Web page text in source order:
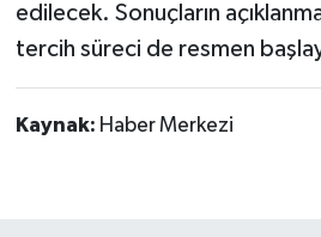
edilecek. Sonuçların
tercih süreci de resmen
Kaynak: Haber Merkezi